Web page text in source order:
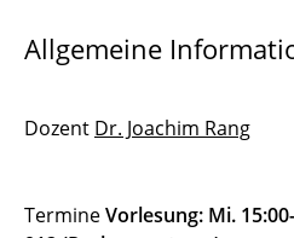
Simulation in der
Optimal Shape Design in
Allgemeine
Dozent Dr. Joachim Rang
TermineVorlesung: Mi.